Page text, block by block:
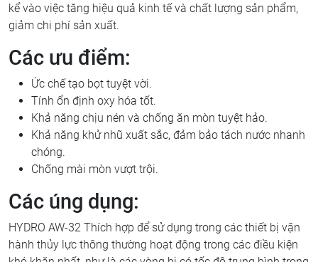
kể vào việc tăng hiệu quả kinh tế và chất lượng sản phẩm,
giảm chi phí sản xuất.
Các ưu điểm:
Ức chế tạo bọt tuyệt vời.
Tính ổn định oxy hóa tốt.
Khả năng chịu nén và chống ăn mòn tuyệt hảo.
Khả năng khử nhũ xuất sắc, đảm bảo tách nước nhanh
chóng.
Chống mài mòn vượt trội.
Các úng dụng:
HYDRO AW-32 Thích hợp để sử dụng trong các thiết bị vận
hành thủy lực thông thường hoạt động trong các điều kiện